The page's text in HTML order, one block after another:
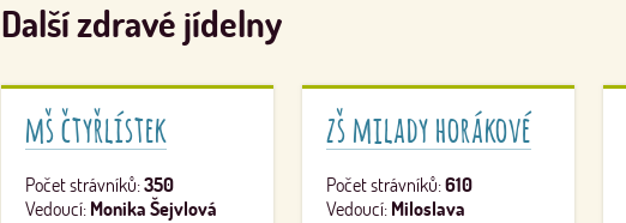
Další zdravé jídelny
mš čtyřlístek
Počet strávníků:350
Vedoucí: Monika Šejvlová
zš milady horákové
Počet strávníků:610
Vedoucí: Miloslava